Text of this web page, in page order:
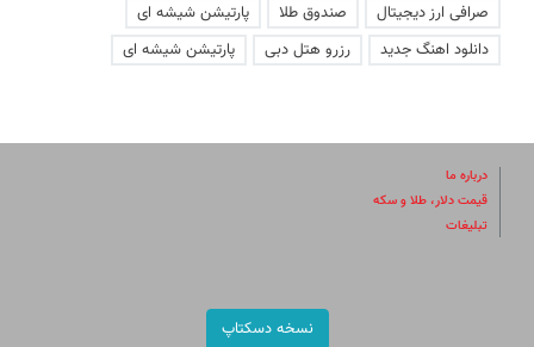
صرافی ارز دیجیتال
صندوق طلا
پارتیشن شیشه ای
دانلود اهنگ جدید
رزرو هتل دبی پارتیشن شیشه ای
درباره ما
قیمت دلار، طلا و سکه
تبلیغات
نسخه دسکتاپ